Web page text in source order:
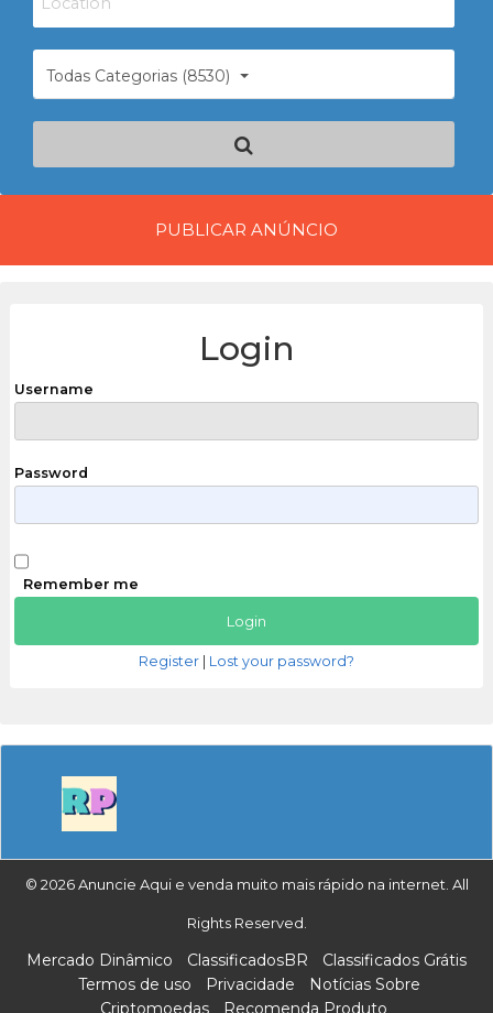
Todas Categorias (8530)
PUBLICAR ANÚNCIO
Login
Username
Password
Remember me
Register Lost your password?
© 2026 Anuncie Aqui e venda muito mais rápido na internet. All
Rights Reserved.
Mercado Dinâmico ClassificadosBR
Classificados Grátis
Termos de uso
Privacidade
Notícias Sobre
Criptomoedas
Recomenda Produto